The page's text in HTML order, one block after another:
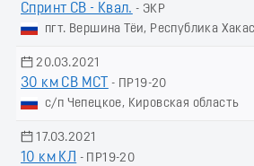
Спринт СВ - Квал. - ЭКР
пгт. Вершина Тёи, Республика
20.03.2021
30 км СВ МСТ
- ПР19-20
с/п Чепецкое, Кировская область
17.03.2021
10 км КЛ
- ПР19-20